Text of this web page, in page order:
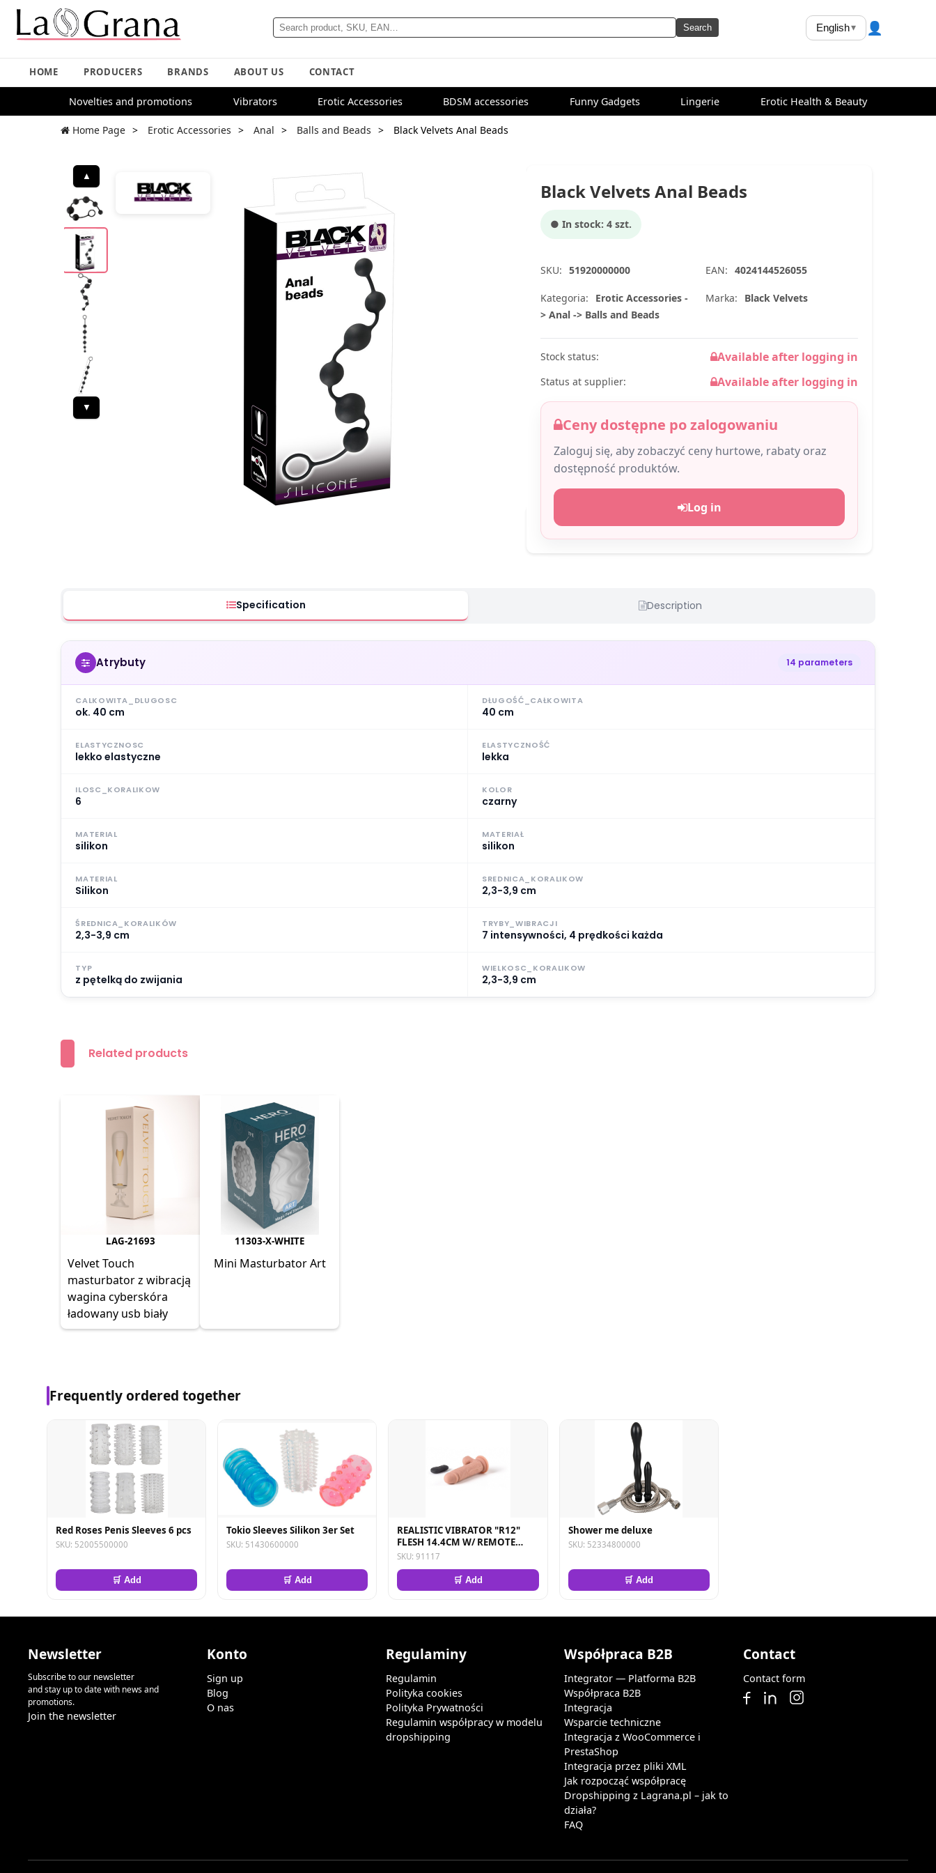
Search English▾ 👤
HOME PRODUCERS BRANDS ABOUT US CONTACT
Novelties and promotions Vibrators Erotic Accessories BDSM accessories Funny Gadgets Lingerie Erotic Health & Beauty
Home Page Erotic Accessories Anal Balls and Beads Black Velvets Anal Beads
▲
▼
Black Velvets Anal Beads
● In stock: 4 szt.
SKU: 51920000000 EAN: 4024144526055
Kategoria:
Erotic Accessories -
> Anal -> Balls and Beads
Marka: Black Velvets
Stock status: Available after logging in
Status at supplier: Available after logging in
Ceny dostępne po zalogowaniu
Zaloguj się, aby zobaczyć ceny hurtowe, rabaty oraz
dostępność produktów.
Log in
Specification Description
Atrybuty 14 parameters
CALKOWITA_DLUGOSC
ok. 40 cm
DŁUGOŚĆ_CAŁKOWITA
40 cm
ELASTYCZNOSC
lekko elastyczne
ELASTYCZNOŚĆ
lekka
ILOSC_KORALIKOW
6
KOLOR
czarny
MATERIAL
silikon
MATERIAŁ
silikon
MATERIAL
Silikon
SREDNICA_KORALIKOW
2,3-3,9 cm
ŚREDNICA_KORALIKÓW
2,3-3,9 cm
TRYBY_WIBRACJI
7 intensywności, 4 prędkości każda
TYP
z pętelką do zwijania
WIELKOSC_KORALIKOW
2,3-3,9 cm
Related products
LAG-21693
Velvet Touch
masturbator z wibracją
wagina cyberskóra
ładowany usb biały
11303-X-WHITE
Mini Masturbator Art
Frequently ordered together
Red Roses Penis Sleeves 6 pcs
SKU: 52005500000
🛒 Add
Tokio Sleeves Silikon 3er Set
SKU: 51430600000
🛒 Add
REALISTIC VIBRATOR "R12"
FLESH 14.4CM W/ REMOTE
CONTROL
SKU: 91117
🛒 Add
Shower me deluxe
SKU: 52334800000
🛒 Add
Newsletter
Subscribe to our newsletter
and stay up to date with news and
promotions.
Join the newsletter
Konto
Sign up
Blog
O nas
Regulaminy
Regulamin
Polityka cookies
Polityka Prywatności
Regulamin współpracy w modelu
dropshipping
Współpraca B2B
Integrator — Platforma B2B
Współpraca B2B
Integracja
Wsparcie techniczne
Integracja z WooCommerce i
PrestaShop
Integracja przez pliki XML
Jak rozpocząć współpracę
Dropshipping z Lagrana.pl – jak to
działa?
FAQ
Contact
Contact form